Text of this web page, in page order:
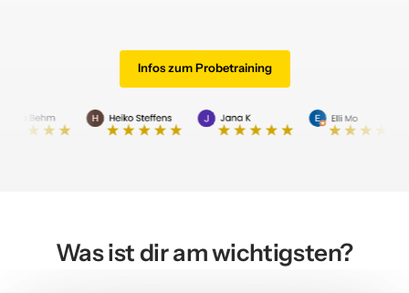
Infos zum Probetraining
Was ist dir am wichtigsten?